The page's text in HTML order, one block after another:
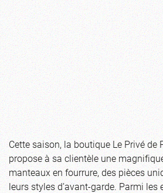
Cette saison, la boutique Le Privé de
propose à sa clientèle une
manteaux en fourrure, des pièces
leurs styles d’avant-garde. Parmi les